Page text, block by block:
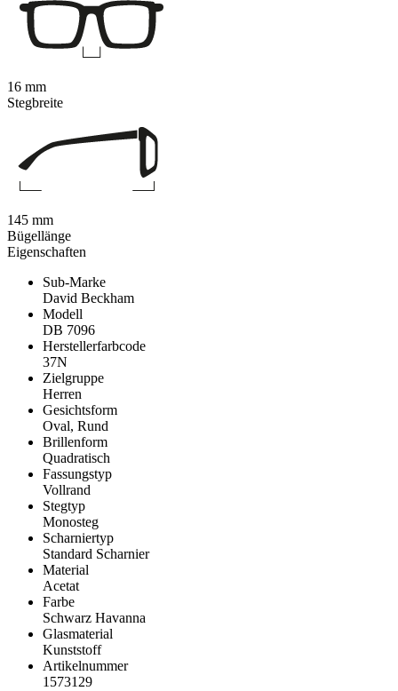
Eigenschaften
Sub-Marke
David Beckham
Modell
DB 7096
Herstellerfarbcode
37N
Zielgruppe
Herren
Gesichtsform
Oval, Rund
Brillenform
Quadratisch
Fassungstyp
Vollrand
Stegtyp
Monosteg
Scharniertyp
Standard Scharnier
Material
Acetat
Farbe
Schwarz Havanna
Glasmaterial
Kunststoff
Artikelnummer
1573129
16 mm
Stegbreite
145 mm
Bügellänge